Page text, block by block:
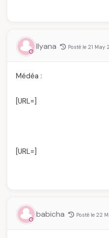
Ilyana Posté le 21 May
Médéa :
[URL=]
[URL=]
babicha Posté le 22